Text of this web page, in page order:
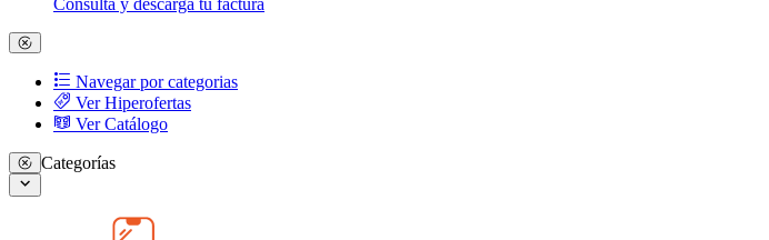
Consulta y descarga tu factura
Navegar por categorias
Ver Hiperofertas
Ver Catálogo
Categorías